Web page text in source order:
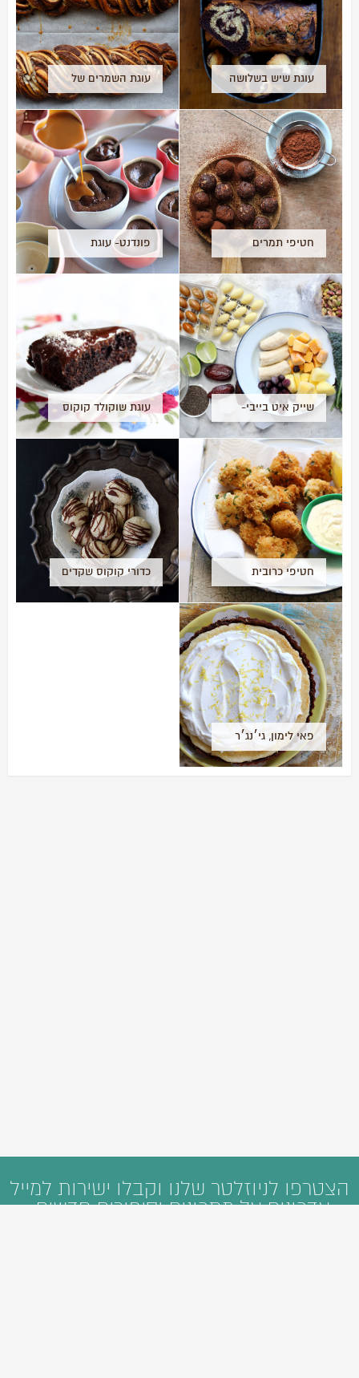
עוגת שיש בשלושה עוגת השמרים של
ליאת שרון
חטיפי תמרים
וקקאו
פונדנט- עוגת
שוקולד חמה
שייק איט בייבי-
מזווה השייקים
האולטימטיבי
עוגת שוקולד קוקוס
ו….בטטה
חטיפי כרובית
פריכים
כדורי קוקוס שקדים
פאי לימון, גי׳נג׳ר
ודבש
הצטרפו לניוזלטר שלנו וקבלו ישירות למייל
עדכונים על מתכונים וסיפורים חדשים: